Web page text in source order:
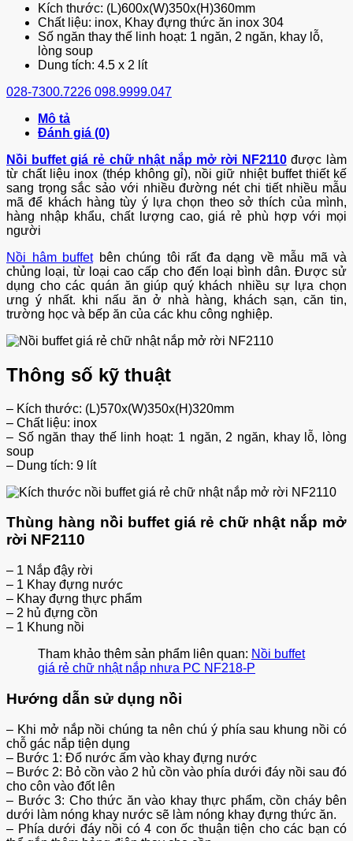
Kích thước: (L)600x(W)350x(H)360mm
Chất liệu: inox, Khay đựng thức ăn inox 304
Số ngăn thay thế linh hoạt: 1 ngăn, 2 ngăn, khay lỗ,
lòng soup
Dung tích: 4.5 x 2 lít
028-7300.7226 098.9999.047
Mô tả
Đánh giá (0)
Nồi buffet giá rẻ chữ nhật nắp mở rời NF2110được làm
từ chất liệu inox (thép không gỉ), nồi giữ nhiệt buffet thiết kế
sang trọng sắc sảo với nhiều đường nét chi tiết nhiều mẫu
mã để khách hàng tùy ý lựa chọn theo sở thích của mình,
hàng nhập khẩu, chất lượng cao, giá rẻ phù hợp với mọi
người
Nồi hâm buffetbên chúng tôi rất đa dạng về mẫu mã và
chủng loại, từ loại cao cấp cho đến loại bình dân. Được sử
dụng cho các quán ăn giúp quý khách nhiều sự lựa chọn
ưng ý nhất. khi nấu ăn ở nhà hàng, khách sạn, căn tin,
trường học và bếp ăn của các khu công nghiệp.
Thông số kỹ thuật
– Kích thước: (L)570x(W)350x(H)320mm
– Chất liệu: inox
– Số ngăn thay thế linh hoạt: 1 ngăn, 2 ngăn, khay lỗ, lòng
soup
– Dung tích: 9 lít
Thùng hàng nồi buffet giá rẻ chữ nhật nắp mở
rời NF2110
– 1 Nắp đậy rời
– 1 Khay đựng nước
– Khay đựng thực phẩm
– 2 hủ đựng cồn
– 1 Khung nồi
Tham khảo thêm sản phẩm liên quan: Nồi buffet
giá rẻ chữ nhật nắp nhưa PC NF218-P
Hướng dẫn sử dụng nồi
– Khi mở nắp nồi chúng ta nên chú ý phía sau khung nồi có
chỗ gác nắp tiện dụng
– Bước 1: Đổ nước ấm vào khay đựng nước
– Bước 2: Bỏ cồn vào 2 hủ cồn vào phía dưới đáy nồi sau đó
cho côn vào đốt lên
– Bước 3: Cho thức ăn vào khay thực phẩm, cồn cháy bên
dưới làm nóng khay nước sẽ làm nóng khay đựng thức ăn.
– Phía dưới đáy nồi có 4 con ốc thuận tiện cho các bạn có